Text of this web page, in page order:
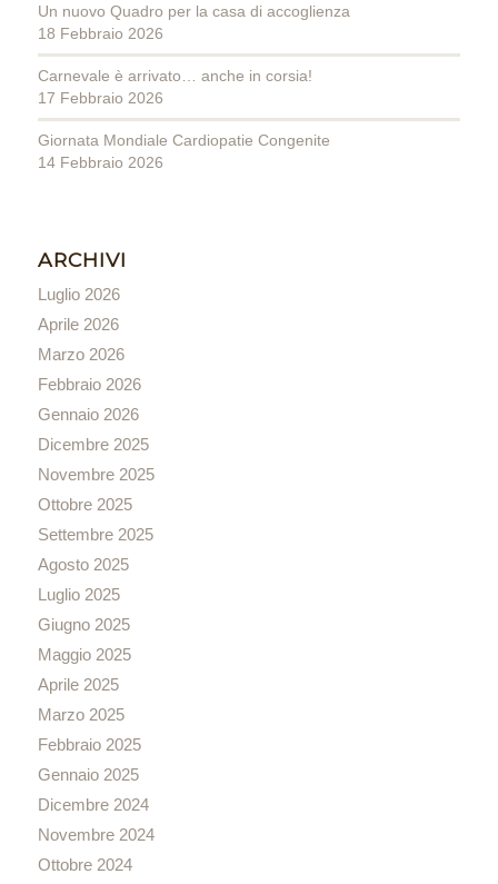
Un nuovo Quadro per la casa di accoglienza
18 Febbraio 2026
Carnevale è arrivato… anche in corsia!
17 Febbraio 2026
Giornata Mondiale Cardiopatie Congenite
14 Febbraio 2026
ARCHIVI
Luglio 2026
Aprile 2026
Marzo 2026
Febbraio 2026
Gennaio 2026
Dicembre 2025
Novembre 2025
Ottobre 2025
Settembre 2025
Agosto 2025
Luglio 2025
Giugno 2025
Maggio 2025
Aprile 2025
Marzo 2025
Febbraio 2025
Gennaio 2025
Dicembre 2024
Novembre 2024
Ottobre 2024